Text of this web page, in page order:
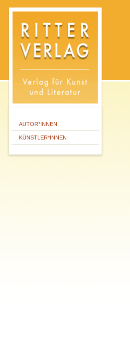
AUTOR*INNEN
KÜNSTLER*INNEN